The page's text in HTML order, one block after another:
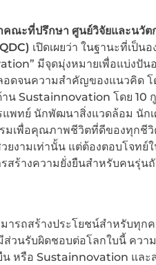
ณะที่ปรึกษา ศูนย์วิจัยและนวัต
) เปิดเผยว่า ในฐานะที่เป็น
มีจุดมุ่งหมายเพื่อแบ่งปัน
ดจนความสำคัญของแนวคิด
น Sustainnovation โดย 10
พทย์ นักพัฒนาสิ่งแวดล้อม นักเ
เพื่อคุณภาพชีวิตที่ดีของทุกชีวิ
งามเท่านั้น แต่ต้องตอบโจท
สร้างความยั่งยืนสำหรับคนรุ่น
ารถสร้างประโยชน์สำหรับทุ
ส่วนรับผิดชอบต่อโลกใบนี้ คว
หรือ Sustainnovation และ